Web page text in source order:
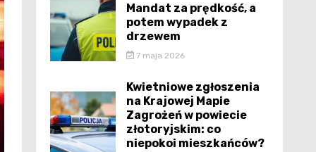
Mandat za prędkość, a
potem wypadek z
drzewem
7 maja 2026
Kwietniowe zgłoszenia
na Krajowej Mapie
Zagrożeń w powiecie
złotoryjskim: co
niepokoi mieszkańców?